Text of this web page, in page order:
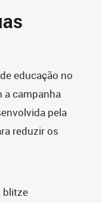
educação no
a campanha
pela
reduzir os
blitze